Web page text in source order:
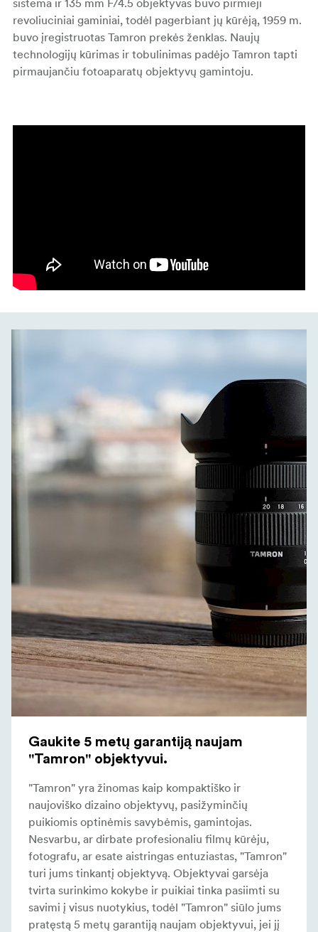
revoliuciniai gaminiai, todėl pagerbiant jų kūrėją, 1959 m.
buvo įregistruotas Tamron prekės ženklas. Naujų
technologijų kūrimas ir tobulinimas padėjo Tamron tapti
pirmaujančiu fotoaparatų objektyvų gamintoju.
Gaukite 5 metų garantiją naujam
"Tamron" objektyvui.
"Tamron" yra žinomas kaip kompaktiško ir
naujoviško dizaino objektyvų, pasižyminčių
puikiomis optinėmis savybėmis, gamintojas.
Nesvarbu, ar dirbate profesionaliu filmų kūrėju,
fotografu, ar esate aistringas entuziastas, "Tamron"
turi jums tinkantį objektyvą. Objektyvai garsėja
tvirta surinkimo kokybe ir puikiai tinka pasiimti su
savimi į visus nuotykius, todėl "Tamron" siūlo jums
pratęstą 5 metų garantiją naujam objektyvui, jei jį